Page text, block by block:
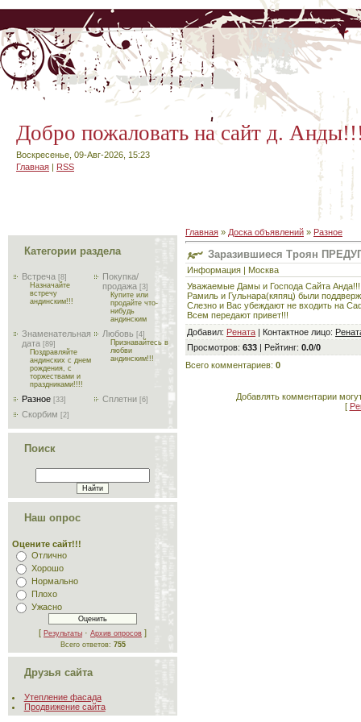
Добро пожаловать на сайт д.
Воскресенье, 09-Авг-2026, 15:23
Главная | RSS
Категории раздела
Встреча [8]
Назначайте
встречу
андинским!!!
Покупка/
продажа [3]
Купите или
продайте что-
нибудь
андинским
Знаменательная
дата [89]
Поздравляйте
андинских с днем
рождения, с
торжествами и
праздниками!!!!
Любовь [4]
Признавайтесь в
любви
андинским!!!
Разное [33] Сплетни [6]
Скорбим [2]
Поиск
Наш опрос
Оцените сайт!!!
Отлично
Хорошо
Нормально
Плохо
Ужасно
[ Результаты · Архив опросов ]
Всего ответов: 755
Друзья сайта
Утепление фасада
Продвижение сайта
Главная » Доска объявлений » Разное
Заразившиеся Троян
Информация | Москва
Уважаемые Дамы и Господа Сайта
Рамиль и Гульнара(кяпяц) были
Слезно и Вас убеждают не входить на
Всем передают привет!!!
Добавил: Рената | Контактное лицо:
Просмотров: 633 | Рейтинг: 0.0/0
Всего комментариев: 0
Добавлять комментарии
[